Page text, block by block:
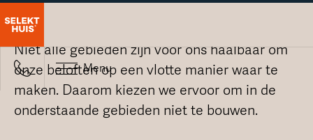
Menu
Hier bouwen wij
Niet alle gebieden zijn voor ons haalbaar om
onze beloften op een vlotte manier waar te
maken. Daarom kiezen we ervoor om in de
onderstaande gebieden niet te bouwen.